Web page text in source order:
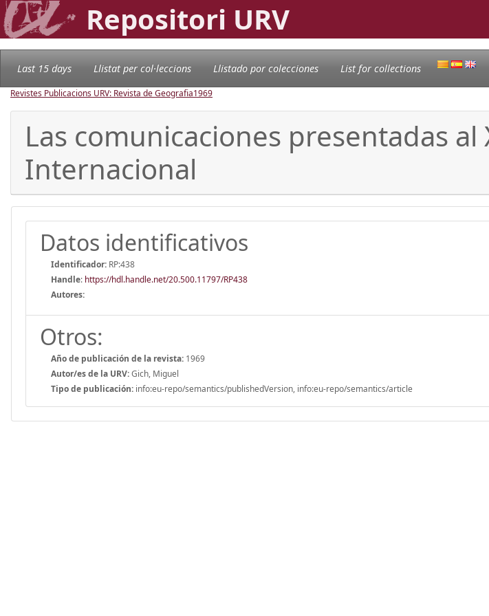
Repositori URV
Last 15 days Llistat per col·leccions Llistado por colecciones List for collections
Revistes Publicacions URV: Revista de Geografia1969
Las comunicaciones presentadas
Internacional
Datos identificativos
Identificador: RP:438
Handle: https://hdl.handle.net/20.500.11797/RP438
Autores:
Otros:
Año de publicación de la revista: 1969
Autor/es de la URV:Gich, Miguel
Tipo de publicación: info:eu-repo/semantics/publishedVersion, info:eu-repo/semantics/article